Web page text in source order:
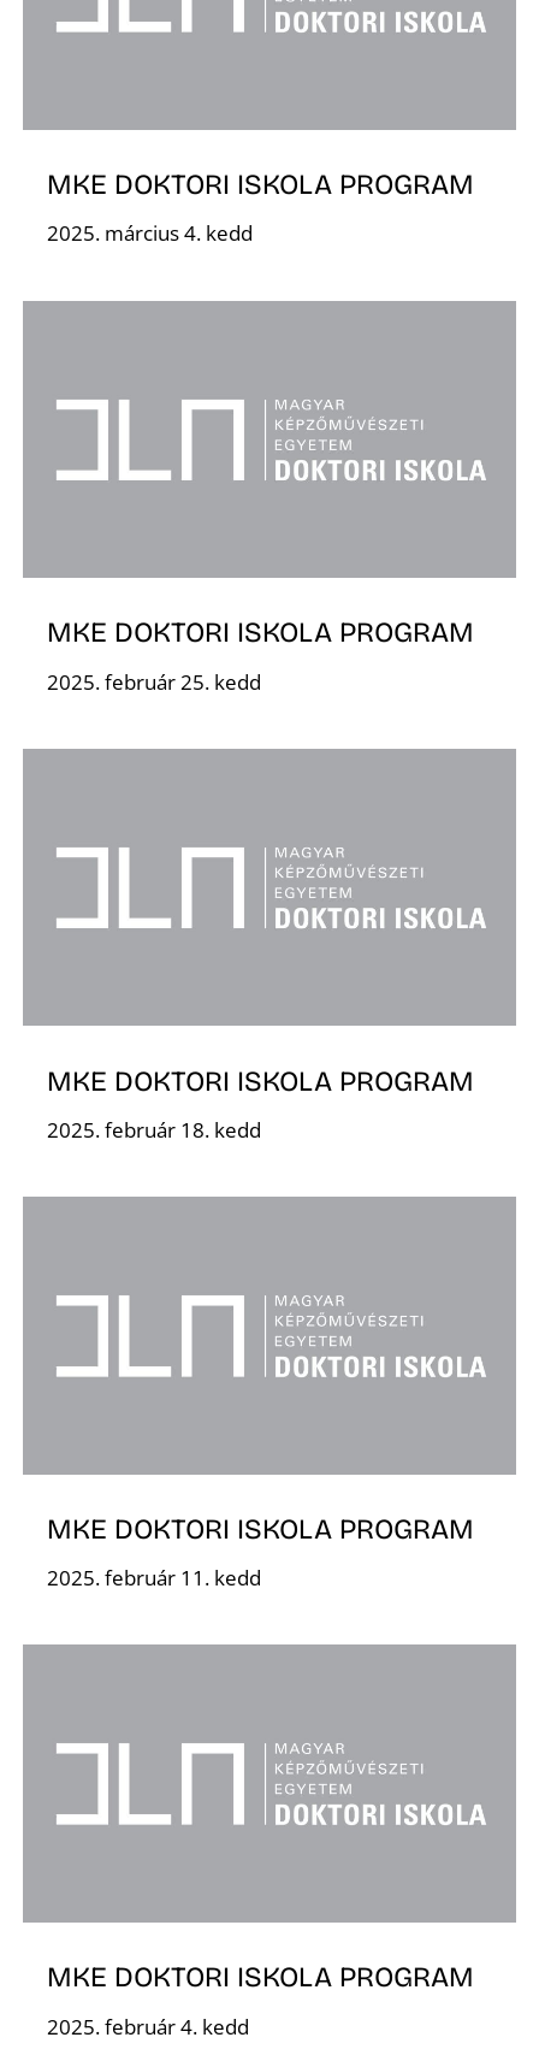
MKE DOKTORI ISKOLA PROGRAM
2025. március 4. kedd
MKE DOKTORI ISKOLA PROGRAM
2025. február 25. kedd
MKE DOKTORI ISKOLA PROGRAM
2025. február 18. kedd
MKE DOKTORI ISKOLA PROGRAM
2025. február 11. kedd
MKE DOKTORI ISKOLA PROGRAM
2025. február 4. kedd